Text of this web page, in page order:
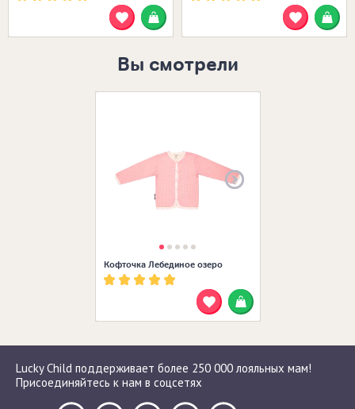
Вы смотрели
Кофточка Лебединое озеро
Lucky Child поддерживает более 250 000 лояльных мам!
Присоединяйтесь к нам в соцсетях